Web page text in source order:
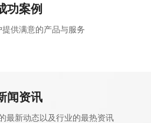
功案例
供满意的产品与服务
闻资讯
最新动态以及行业的最热资讯